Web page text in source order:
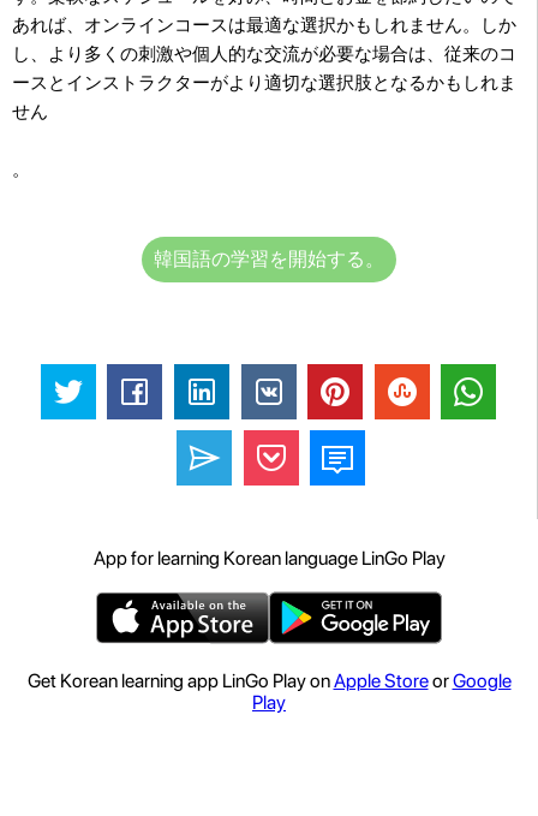
あれば、オンラインコースは最適な選択かもしれません。しか
し、より多くの刺激や個人的な交流が必要な場合は、従来のコ
ースとインストラクターがより適切な選択肢となるかもしれま
せん
。
韓国語の学習を開始する。
App for learning Korean language LinGo Play
Get Korean learning app LinGo Play onApple StoreorGoogle
Play